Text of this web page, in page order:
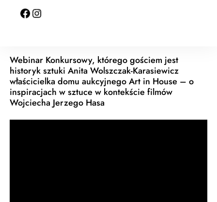
Webinar Konkursowy, którego gościem jest
historyk sztuki Anita Wolszczak-Karasiewicz
właścicielka domu aukcyjnego Art in House – o
inspiracjach w sztuce w kontekście filmów
Wojciecha Jerzego Hasa